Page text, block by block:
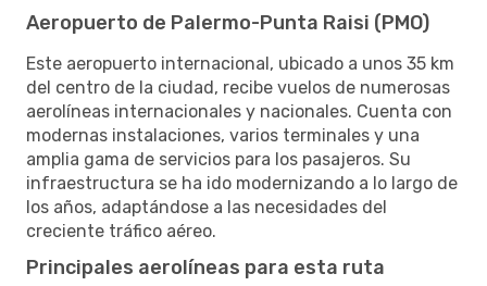
Aeropuerto de Palermo-Punta Raisi (PMO)
Este aeropuerto internacional, ubicado a unos 35 km
del centro de la ciudad, recibe vuelos de numerosas
aerolíneas internacionales y nacionales. Cuenta con
modernas instalaciones, varios terminales y una
amplia gama de servicios para los pasajeros. Su
infraestructura se ha ido modernizando a lo largo de
los años, adaptándose a las necesidades del
creciente tráfico aéreo.
Principales aerolíneas para esta ruta